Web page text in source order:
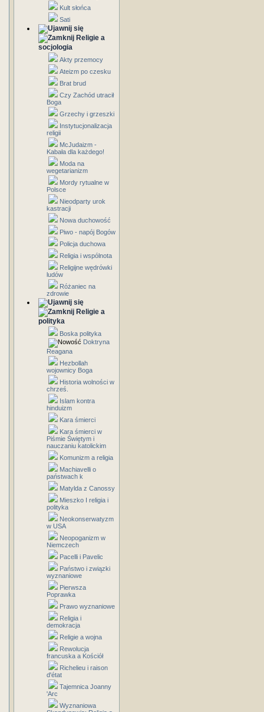
Kult słońca
Sati
Religie a
socjologia
Akty przemocy
Ateizm po czesku
Brat brud
Czy Zachód utracił
Boga
Grzechy i grzeszki
Instytucjonalizacja
religii
McJudaizm -
Kabała dla każdego!
Moda na
wegetarianizm
Mordy rytualne w
Polsce
Nieodparty urok
kastracji
Nowa duchowość
Piwo - napój Bogów
Policja duchowa
Religia i wspólnota
Religijne wędrówki
ludów
Różaniec na
zdrowie
Religie a
polityka
Boska polityka
Doktryna
Reagana
Hezbollah
wojownicy Boga
Historia wolności w
chrześ.
Islam kontra
hinduizm
Kara śmierci
Kara śmierci w
Piśmie Świętym i
nauczaniu katolickim
Komunizm a religia
Machiavelli o
państwach k
Matylda z Canossy
Mieszko I religia i
polityka
Neokonserwatyzm
w USA
Neopoganizm w
Niemczech
Pacelli i Pavelic
Państwo i związki
wyznaniowe
Pierwsza
Poprawka
Prawo wyznaniowe
Religia i
demokracja
Religie a wojna
Rewolucja
francuska a Kościół
Richelieu i raison
d'état
Tajemnica Joanny
'Arc
Wyznaniowa